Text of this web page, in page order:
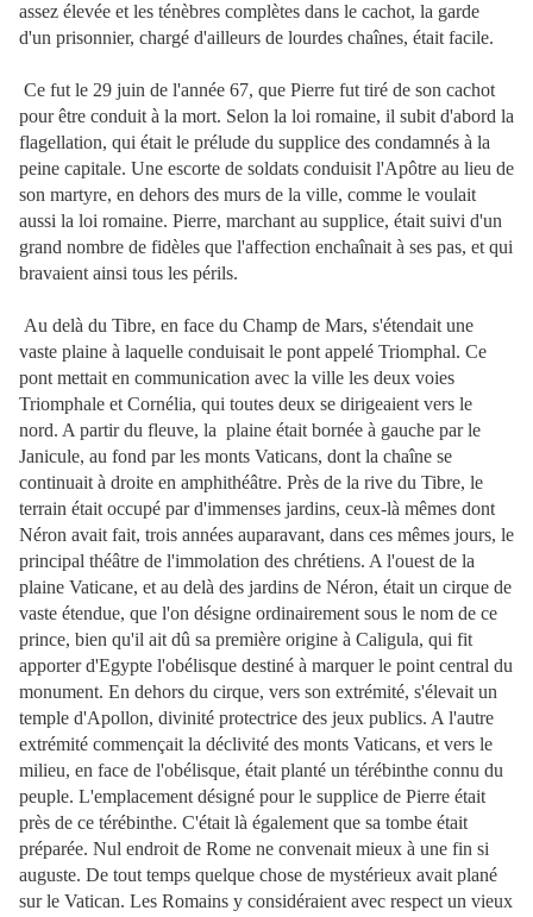
assez élevée et les ténèbres complètes dans le cachot, la garde
d'un prisonnier, chargé d'ailleurs de lourdes chaînes, était facile.
Ce fut le 29 juin de l'année 67, que Pierre fut tiré de son cachot
pour être conduit à la mort. Selon la loi romaine, il subit d'abord la
flagellation, qui était le prélude du supplice des condamnés à la
peine capitale. Une escorte de soldats conduisit l'Apôtre au lieu de
son martyre, en dehors des murs de la ville, comme le voulait
aussi la loi romaine. Pierre, marchant au supplice, était suivi d'un
grand nombre de fidèles que l'affection enchaînait à ses pas, et qui
bravaient ainsi tous les périls.
Au delà du Tibre, en face du Champ de Mars, s'étendait une
vaste plaine à laquelle conduisait le pont appelé Triomphal. Ce
pont mettait en communication avec la ville les deux voies
Triomphale et Cornélia, qui toutes deux se dirigeaient vers le
nord. A partir du fleuve, la plaine était bornée à gauche par le
Janicule, au fond par les monts Vaticans, dont la chaîne se
continuait à droite en amphithéâtre. Près de la rive du Tibre, le
terrain était occupé par d'immenses jardins, ceux-là mêmes dont
Néron avait fait, trois années auparavant, dans ces mêmes jours, le
principal théâtre de l'immolation des chrétiens. A l'ouest de la
plaine Vaticane, et au delà des jardins de Néron, était un cirque de
vaste étendue, que l'on désigne ordinairement sous le nom de ce
prince, bien qu'il ait dû sa première origine à Caligula, qui fit
apporter d'Egypte l'obélisque destiné à marquer le point central du
monument. En dehors du cirque, vers son extrémité, s'élevait un
temple d'Apollon, divinité protectrice des jeux publics. A l'autre
extrémité commençait la déclivité des monts Vaticans, et vers le
milieu, en face de l'obélisque, était planté un térébinthe connu du
peuple. L'emplacement désigné pour le supplice de Pierre était
près de ce térébinthe. C'était là également que sa tombe était
préparée. Nul endroit de Rome ne convenait mieux à une fin si
auguste. De tout temps quelque chose de mystérieux avait plané
sur le Vatican. Les Romains y considéraient avec respect un vieux